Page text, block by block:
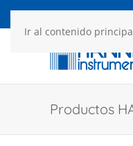
Ir al contenido
WA:
Productos